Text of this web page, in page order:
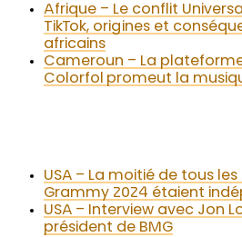
Afrique – Le conflit
TikTok, origines et
africains
Cameroun – La
Colorfol promeut la
USA – La moitié de tous
Grammy 2024 étaient
USA – Interview avec Jon
président de BMG